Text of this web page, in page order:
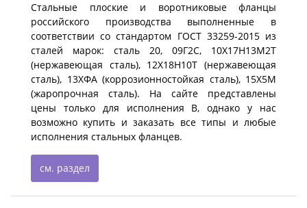
Стальные плоские и воротниковые фланцы
российского производства выполненные в
соответствии со стандартом ГОСТ 33259-2015 из
сталей марок: сталь 20, 09Г2С, 10Х17Н13М2Т
(нержавеющая сталь), 12Х18Н10Т (нержавеющая
сталь), 13ХФА (коррозионностойкая сталь), 15Х5М
(жаропрочная сталь). На сайте представлены
цены только для исполнения B, однако у нас
возможно купить и заказать все типы и любые
исполнения стальных фланцев.
см. раздел